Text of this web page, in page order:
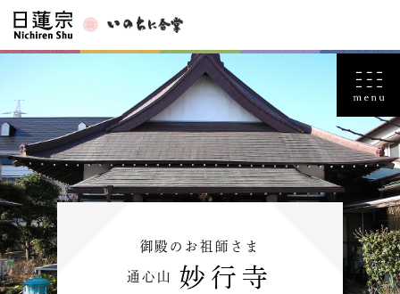
御殿のお祖師さま
通心山 妙行寺